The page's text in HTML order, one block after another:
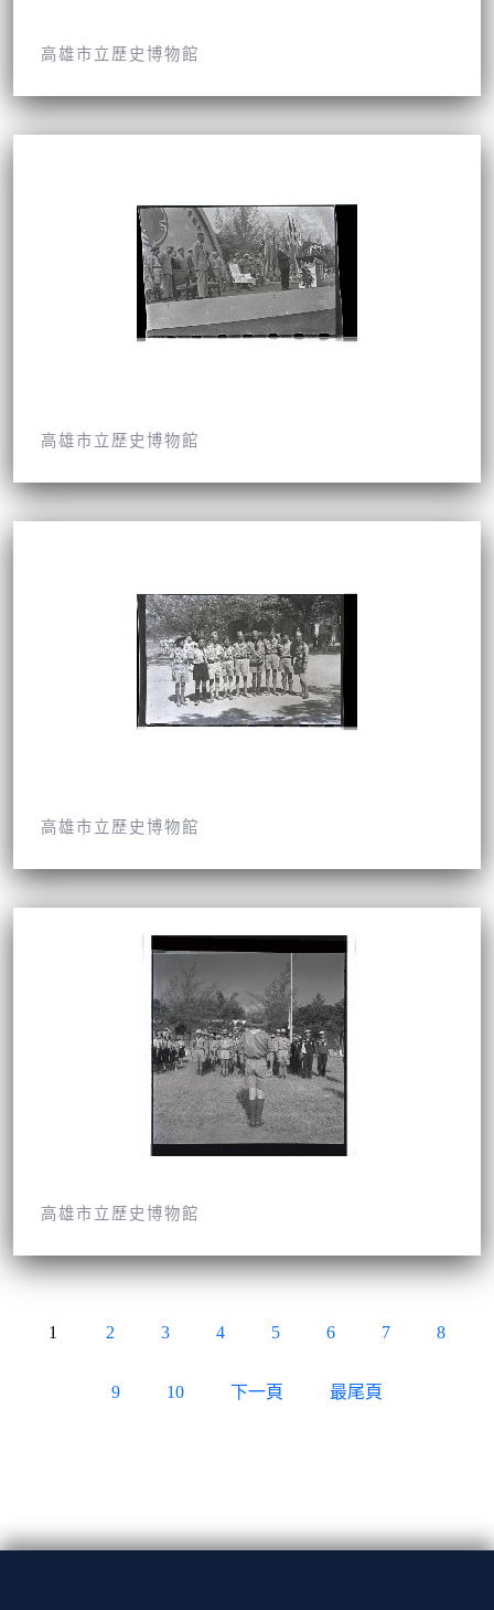
高雄市立歷史博物館
高雄市立歷史博物館
高雄市立歷史博物館
高雄市立歷史博物館
1 2 3 4 5 6 7 8
9 10 下一頁 最尾頁